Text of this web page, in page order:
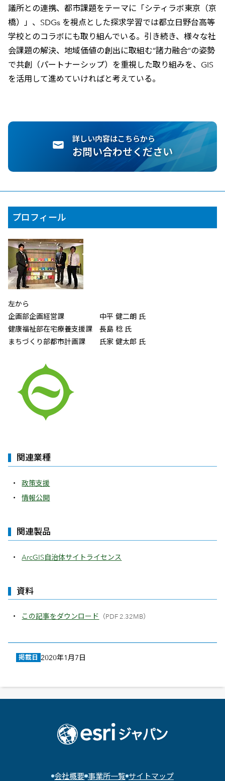
議所との連携、都市課題をテーマに「シティラボ東京（京
橋）」、SDGs を視点とした探求学習では都立日野台高等
学校とのコラボにも取り組んでいる。引き続き、様々な社
会課題の解決、地域価値の創出に取組む”諸力融合”の姿勢
で共創（パートナーシップ）を重視した取り組みを、GIS
を活用して進めていければと考えている。
詳しい内容はこちらから
お問い合わせください
プロフィール
左から
企画部企画経営課 中平 健二朗 氏
健康福祉部在宅療養支援課 長島 稔 氏
まちづくり部都市計画課 氏家 健太郎 氏
掲載日 2020年1月7日
関連業種
政策支援
情報公開
関連製品
ArcGIS自治体サイトライセンス
資料
この記事をダウンロード （PDF 2.32MB）
会社概要 事業所一覧 サイトマップ